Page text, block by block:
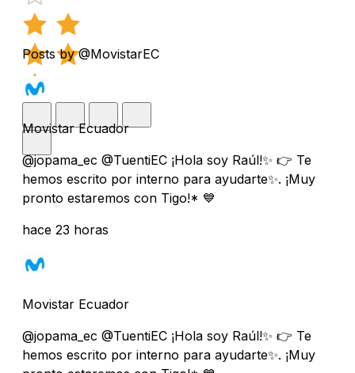
Posts by @MovistarEC
Movistar Ecuador
@jopama_ec @TuentiEC ¡Hola soy Raúl!✨ 👉 Te
hemos escrito por interno para ayudarte✨. ¡Muy
pronto estaremos con Tigo!* 💙
hace 23 horas
Movistar Ecuador
@jopama_ec @TuentiEC ¡Hola soy Raúl!✨ 👉 Te
hemos escrito por interno para ayudarte✨. ¡Muy